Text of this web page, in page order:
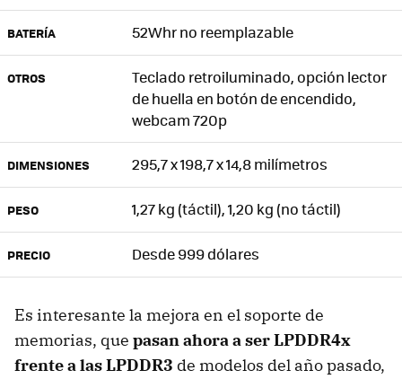
BATERÍA 52Whr no reemplazable
OTROS
Teclado retroiluminado, opción lector
de huella en botón de encendido,
webcam 720p
DIMENSIONES 295,7 x 198,7 x 14,8 milímetros
PESO 1,27 kg (táctil), 1,20 kg (no táctil)
PRECIO Desde 999 dólares
Es interesante la mejora en el soporte de
memorias, que pasan ahora a ser LPDDR4x
frente a las LPDDR3 de modelos del año pasado,